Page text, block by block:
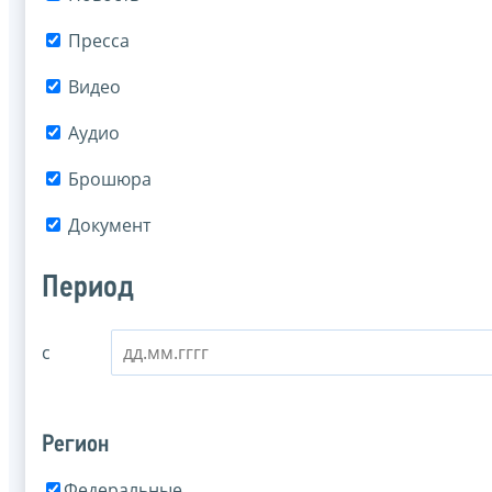
Пресса
Видео
Аудио
Брошюра
Документ
Период
с
Регион